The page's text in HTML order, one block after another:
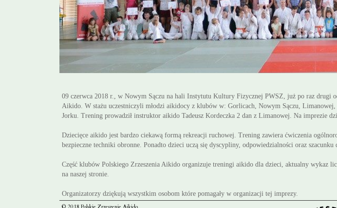
09 czerwca 2018 r., w Nowym Sączu na hali Instytutu Kultury Fizycznej PWSZ, już po raz drugi
Aikido. W stażu uczestniczyli młodzi aikidocy z klubów w: Gorlicach, Nowym Sączu,
Jorku. Trening prowadził instruktor aikido Tadeusz Kordeczka 2 dan z Limanowej. Na imprezie
Dziecięce aikido jest bardzo ciekawą formą rekreacji ruchowej. Trening zawiera ćwiczenia
bezpieczne techniki obronne. Ponadto dzieci uczą się dyscypliny, odpowiedzialności oraz
Część klubów Polskiego Zrzeszenia Aikido organizuje treningi aikido dla dzieci, aktualny wykaz
na naszej stronie.
Organizatorzy dziękują wszystkim osobom które pomagały w organizacji tej imprezy.